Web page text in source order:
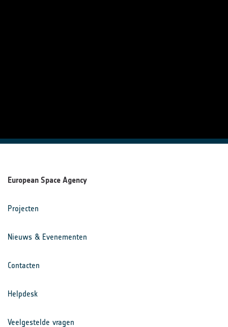
European Space Agency
Projecten
Nieuws & Evenementen
Contacten
Helpdesk
Veelgestelde vragen